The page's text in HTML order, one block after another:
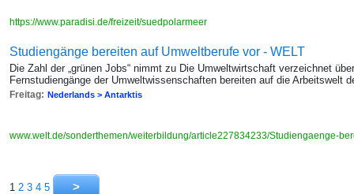
https://www.paradisi.de/freizeit/suedpolarmeer
Studiengänge bereiten auf Umweltberufe vor - WELT
Die Zahl der „grünen Jobs“ nimmt zu Die Umweltwirtschaft verzeichnet
Fernstudiengänge der Umweltwissenschaften bereiten auf die Arbeitswelt
Freitag: Nederlands > Antarktis
www.welt.de/sonderthemen/weiterbildung/article227834233/Studiengaenge-
1 2 3 4 5